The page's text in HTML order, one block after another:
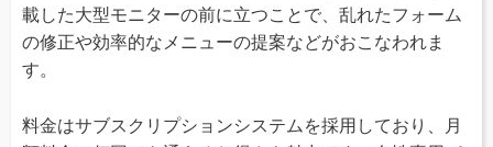
載した大型モニターの前に立つことで、乱れたフォーム
の修正や効率的なメニューの提案などがおこなわれま
す。
料金はサブスクリプションシステムを採用しており、月